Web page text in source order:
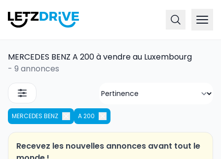
MERCEDES BENZ A 200 à vendre au Luxembourg
- 9 annonces
MERCEDES BENZ A 200
Recevez les nouvelles annonces avant tout le